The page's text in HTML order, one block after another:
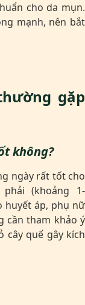
cho da mụn.
mạnh, nên bắt
gặp
không?
ngày rất tốt cho
(khoảng 1-
huyết áp, phụ nữ
cần tham khảo ý
cây quế gây kích